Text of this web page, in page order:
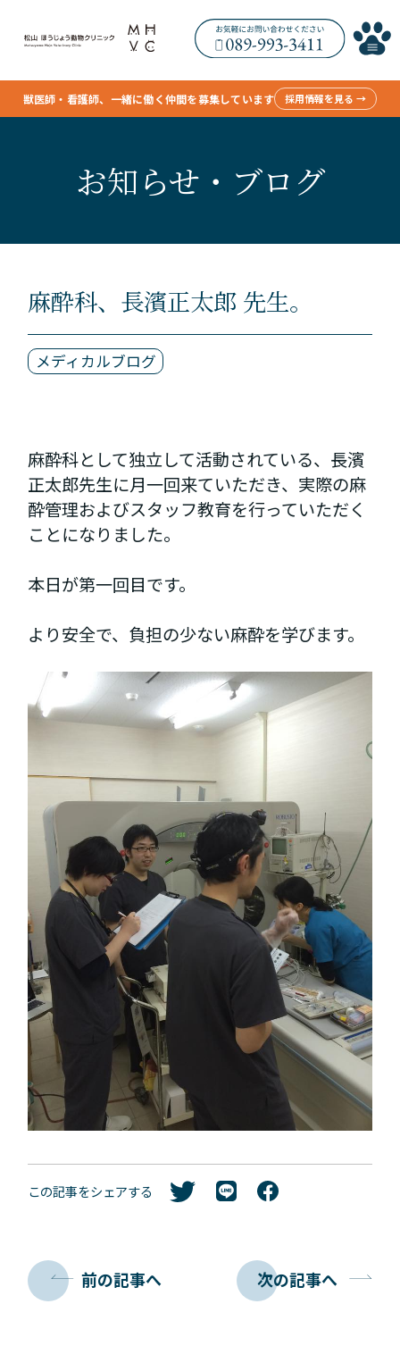
獣医師・看護師、一緒に働く仲間を募集しています 採用情報を見る →
お知らせ・ブログ
麻酔科、長濱正太郎 先生。
メディカルブログ
麻酔科として独立して活動されている、長濱
正太郎先生に月一回来ていただき、実際の麻
酔管理およびスタッフ教育を行っていただく
ことになりました。
本日が第一回目です。
より安全で、負担の少ない麻酔を学びます。
この記事をシェアする
前の記事へ 次の記事へ